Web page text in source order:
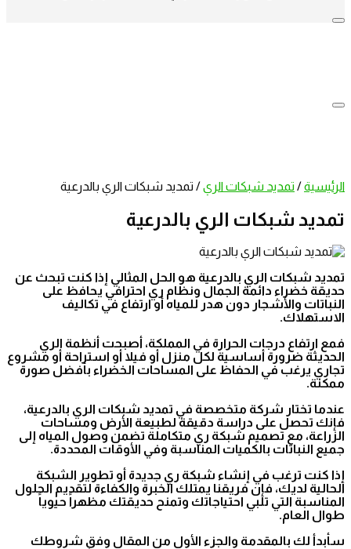
الرئيسية/ تمديد شبكات الري/ تمديد شبكات الري بالدرعية
تمديد شبكات الري بالدرعية
تمديد شبكات الري بالدرعية هو الحل المثالي إذا كنت تبحث عن
حديقة خضراء دائمة الجمال ونظام ري احترافي يحافظ على
النباتات والأشجار دون هدر للمياه أو ارتفاع في تكاليف
الاستهلاك.
فمع ارتفاع درجات الحرارة في المملكة، أصبحت أنظمة الري
الحديثة ضرورة أساسية لكل منزل أو فيلا أو استراحة أو مشروع
تجاري يرغب في الحفاظ على المساحات الخضراء بأفضل صورة
ممكنة.
عندما تختار شركة متخصصة في تمديد شبكات الري بالدرعية،
فإنك تحصل على دراسة دقيقة لطبيعة الأرض ومساحات
الزراعة، مع تصميم شبكة ري متكاملة تضمن وصول المياه إلى
جميع النباتات بالكميات المناسبة وفي الأوقات المحددة.
إذا كنت ترغب في إنشاء شبكة ري جديدة أو تطوير الشبكة
الحالية لديك، فإن فريقنا يمتلك الخبرة والكفاءة لتقديم الحلول
المناسبة التي تلبي احتياجاتك وتمنح حديقتك مظهراً حيوياً
طوال العام.
سأبدأ لك بالمقدمة والجزء الأول من المقال وفق شروطك